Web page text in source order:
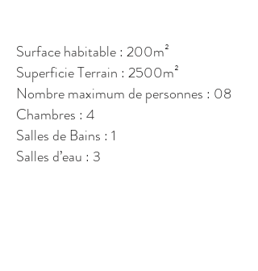
Surface habitable : 200m²
Superficie Terrain : 2500m²
Nombre maximum de personnes : 08
Chambres : 4
Salles de Bains : 1
Salles d’eau : 3